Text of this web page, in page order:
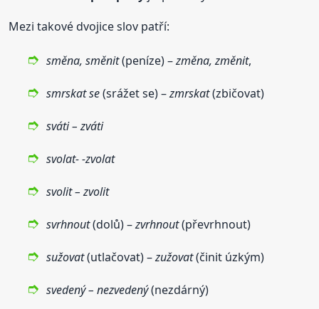
Mezi takové dvojice slov patří:
směna, směnit(peníze) –změna, změnit,
smrskat se(srážet se) –zmrskat(zbičovat)
sváti – zváti
svolat- -zvolat
svolit – zvolit
svrhnout(dolů) –zvrhnout(převrhnout)
sužovat(utlačovat) –zužovat(činit úzkým)
svedený – nezvedený(nezdárný)